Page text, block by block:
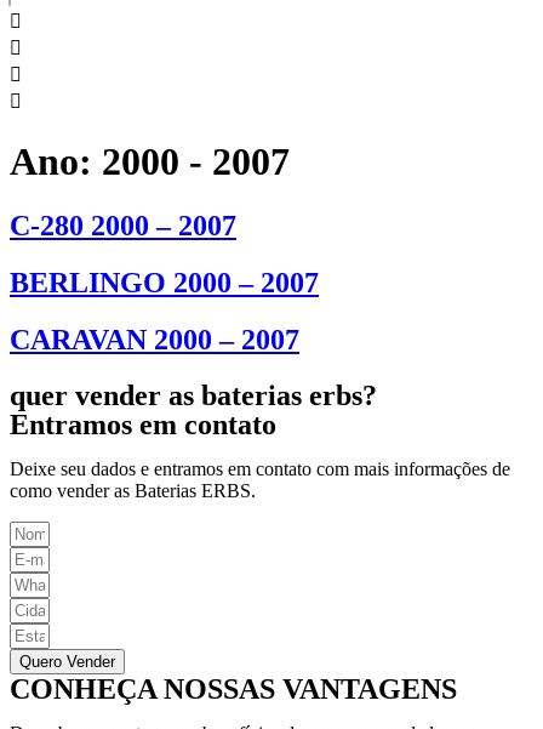
Ano: 2000 - 2007
C-280 2000 – 2007
BERLINGO 2000 – 2007
CARAVAN 2000 – 2007
quer vender as baterias erbs?
Entramos em contato
Deixe seu dados e entramos em contato com mais informações de
como vender as Baterias ERBS.
Quero Vender
CONHEÇA NOSSAS VANTAGENS